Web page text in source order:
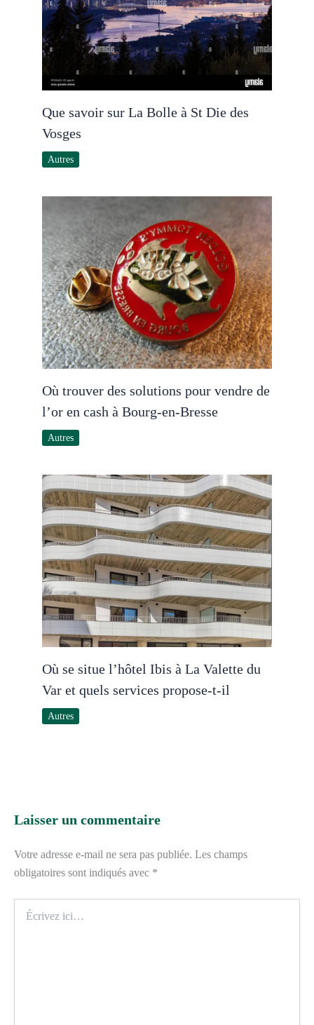
Que savoir sur La Bolle à St Die des
Vosges
Autres
Où trouver des solutions pour vendre de
l’or en cash à Bourg-en-Bresse
Autres
Où se situe l’hôtel Ibis à La Valette du
Var et quels services propose-t-il
Autres
Laisser un commentaire
Votre adresse e-mail ne sera pas publiée. Les champs
obligatoires sont indiqués avec *
ici…